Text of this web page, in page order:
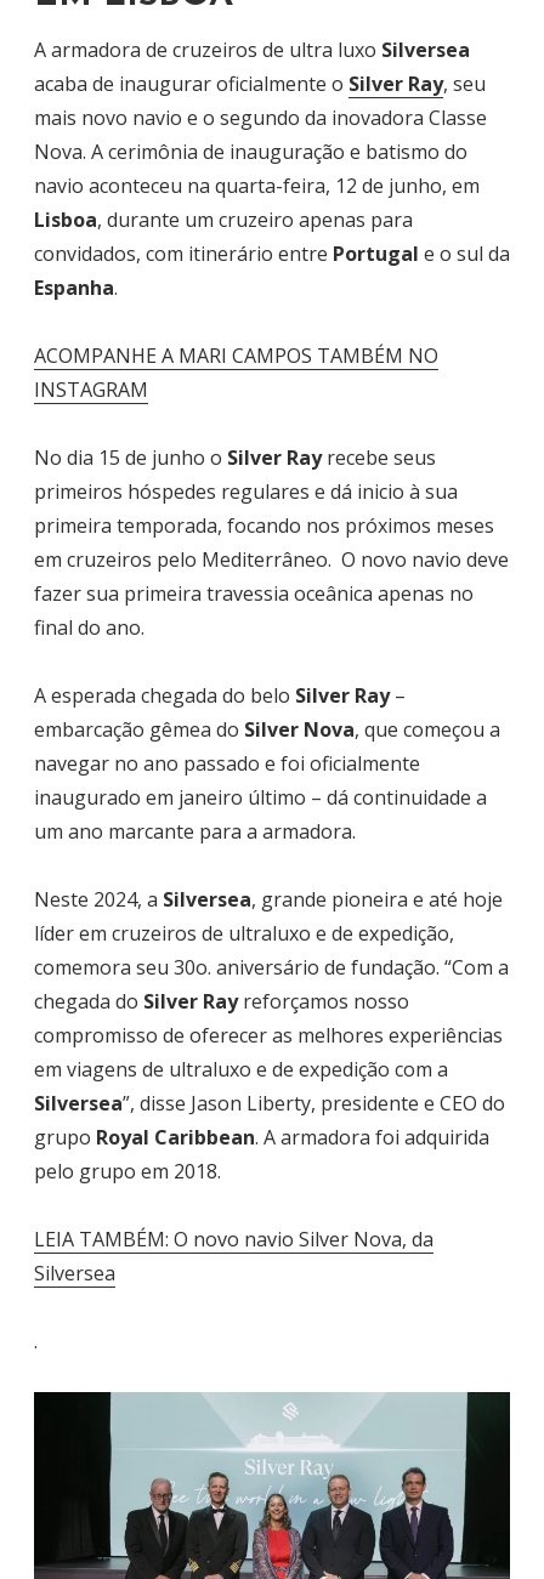
A armadora de cruzeiros de ultra luxo Silversea
acaba de inaugurar oficialmente o Silver Ray, seu
mais novo navio e o segundo da inovadora Classe
Nova. A cerimônia de inauguração e batismo do
navio aconteceu na quarta-feira, 12 de junho, em
Lisboa, durante um cruzeiro apenas para
convidados, com itinerário entre Portugal e o sul da
Espanha.
ACOMPANHE A MARI CAMPOS TAMBÉM NO
INSTAGRAM
No dia 15 de junho o Silver Rayrecebe seus
primeiros hóspedes regulares e dá inicio à sua
primeira temporada, focando nos próximos meses
em cruzeiros pelo Mediterrâneo. O novo navio deve
fazer sua primeira travessia oceânica apenas no
final do ano.
A esperada chegada do belo Silver Ray–
embarcação gêmea do Silver Nova, que começou a
navegar no ano passado e foi oficialmente
inaugurado em janeiro último – dá continuidade a
um ano marcante para a armadora.
Neste 2024, a Silversea, grande pioneira e até hoje
líder em cruzeiros de ultraluxo e de expedição,
comemora seu 30o. aniversário de fundação. “Com a
chegada do Silver Rayreforçamos nosso
compromisso de oferecer as melhores experiências
em viagens de ultraluxo e de expedição com a
Silversea”, disse Jason Liberty, presidente e CEO do
grupo Royal Caribbean. A armadora foi adquirida
pelo grupo em 2018.
LEIA TAMBÉM: O novo navio Silver Nova, da
Silversea
.